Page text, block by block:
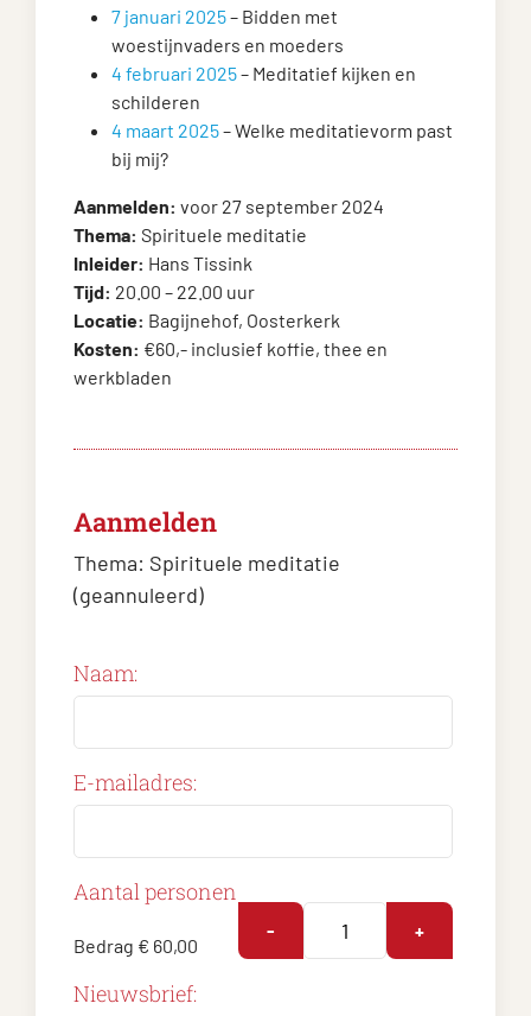
7 januari 2025– Bidden met
woestijnvaders en moeders
4 februari 2025– Meditatief kijken en
schilderen
4 maart 2025– Welke meditatievorm past
bij mij?
Aanmelden: voor 27 september 2024
Thema: Spirituele meditatie
Inleider: Hans Tissink
Tijd: 20.00 – 22.00 uur
Locatie: Bagijnehof, Oosterkerk
Kosten: €60,- inclusief koffie, thee en
werkbladen
Aanmelden
Thema: Spirituele meditatie
(geannuleerd)
Naam:
E-mailadres:
Aantal personen
- +
Bedrag € 60,00
Nieuwsbrief: